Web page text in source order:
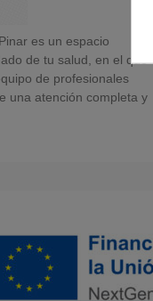
es un espacio
de tu salud, en el que
de profesionales
una atención completa y